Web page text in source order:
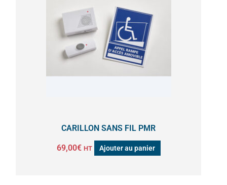
CARILLON SANS FIL PMR
69,00€ HT Ajouter au panier